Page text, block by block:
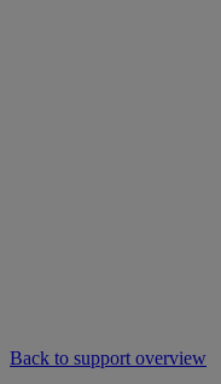
Back to support overview